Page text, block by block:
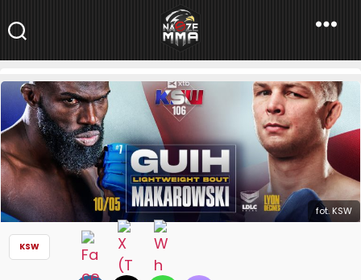
NaszeMMA
NaszeMMA.pl»Aktualności»Polskie MMA»KSW»XTB KSW 106:
Aymard Guih zetrze się z Mateuszem Makarowskim
fot. KSW
KSW